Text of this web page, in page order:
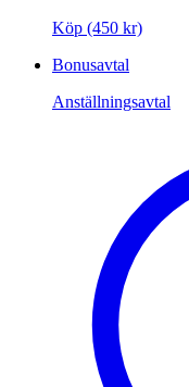
Köp (450 kr)
Bonusavtal
Anställningsavtal